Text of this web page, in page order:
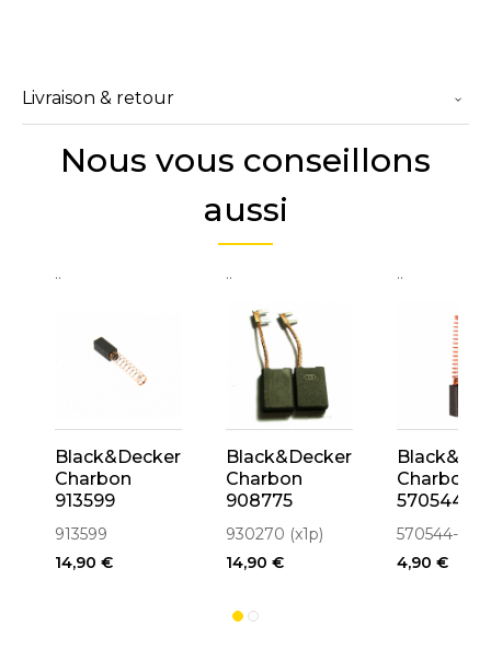
Livraison & retour
Nous vous conseillons
aussi
..
Black&Decker
Charbon
913599
913807
915068-01
913599
14,90 €
..
Black&Decker
Charbon
908775
930270
930270 (x1p)
14,90 €
..
Charbon
570544-
570544-00
4,90 €